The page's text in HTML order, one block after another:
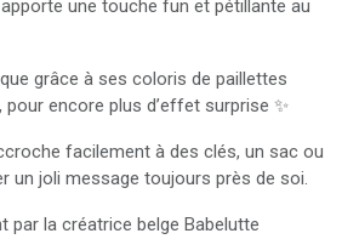
une touche fun et pétillante au
grâce à ses coloris de paillettes
encore plus d’effet surprise ✨
facilement à des clés, un sac ou
un joli message toujours près de soi.
par la créatrice belge Babelutte